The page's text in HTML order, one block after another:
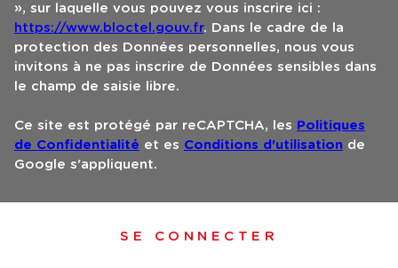
», sur laquelle vous pouvez vous inscrire ici :
https://www.bloctel.gouv.fr. Dans le cadre de la
protection des Données personnelles, nous vous
invitons à ne pas inscrire de Données sensibles dans
le champ de saisie libre.
Ce site est protégé par reCAPTCHA, les Politiques
de Confidentialité et es Conditions d'utilisation de
Google s'appliquent.
SE CONNECTER